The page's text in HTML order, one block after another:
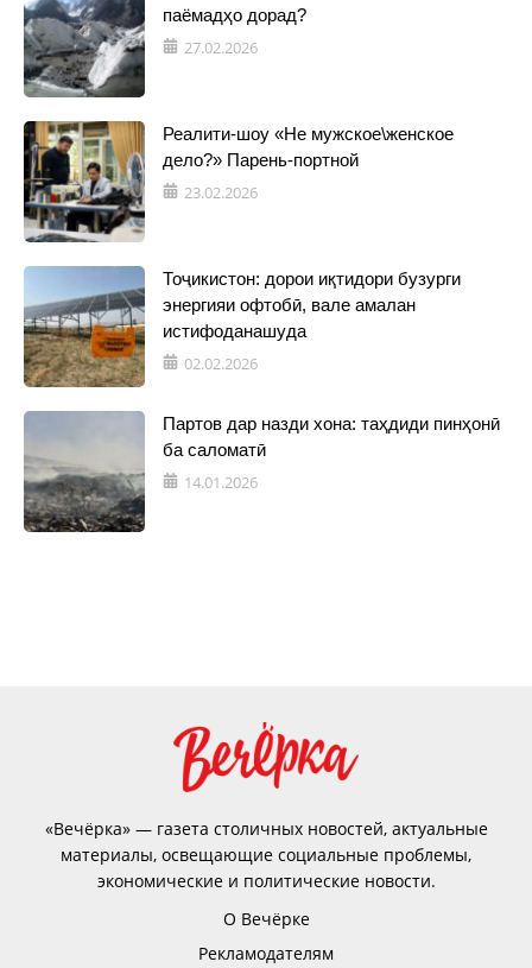
паёмадҳо дорад?
27.02.2026
Реалити-шоу «Не мужское\женское
дело?» Парень-портной
23.02.2026
Тоҷикистон: дорои иқтидори бузурги
энергияи офтобӣ, вале амалан
истифоданашуда
02.02.2026
Партов дар назди хона: таҳдиди пинҳонӣ
ба саломатӣ
14.01.2026
«Вечёрка» — газета столичных новостей, актуальные
материалы, освещающие социальные проблемы,
экономические и политические новости.
О Вечёрке
Рекламодателям